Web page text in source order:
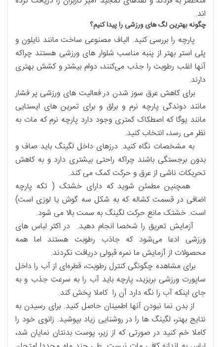
اند.
چگونه بهترین لگ های ورزشی را پیدا کنیم؟
پارچه را بررسی کنید. الیاف مصنوعی ساخت مانند نایلون و
پلی استر بهتر از پنبه مناسب شلوار‎‌ های ورزشی هستند چراکه
آنها اغلب رطوبت را جذب می‌کنند، دوام بیشتر و کشش بهتری
دارند.
برای کاهش عرق سوز شدن در فعالیت های ورزشی پر فشار
مانند دوندگی پارچه‎ نرم و براق و برای تمرین‌ های ایستایی
مانند یوگا که اصطکاک کمتری وجود دارد پارچه‌ نرم که مات به
نظر می رسد، انتخاب کنید.
به مشخصات نگاه کنید. درز‌های داخل لگینگ باید صاف و
بدون برجستگی باشند چراکه راحتی بیشتری دارد و به کاهش
تحریکات ناشی از عرق و حرکت کمک می کند.
همچنین مطمئن شوید که دارای خشتک ( تکه پارچه
اضافی در قسمت کشاله که به شکل سه گوش یا لوزی است)
است. خشتک مانع حرکت لگینگ به سمت بالا می شود.
آزمایش تعریق را شخصا انجام دهید. در اکثر لباس های
ورزشی ادعا می‌شود که جاذب رطوبت هستند اما همه‌
محصولات از آزمایش ما نمره قبولی دریافت نکردند.
برای مشاهده چگونگی کنترل رطوبت، قطره‌ای از آب را داخل
ساپورت ورزشی بریزید، پارچه باید آب را به سرعت جذب و به
جای اینکه آب را نگه دارد آن را کاملا پخش کند.
از بدن نما نبودن آنها اطمینان حاصل کنید. برای رسیدن به
نتایج بهتر، لگینگ ها را در روشنایی زیاد بپوشید. زانوی خود را
کاملا خم کنید در صورتی که از زیر، پوست بدنتان نمایان شد،